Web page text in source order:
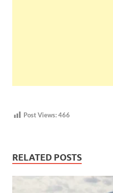
Post Views:466
RELATED POSTS